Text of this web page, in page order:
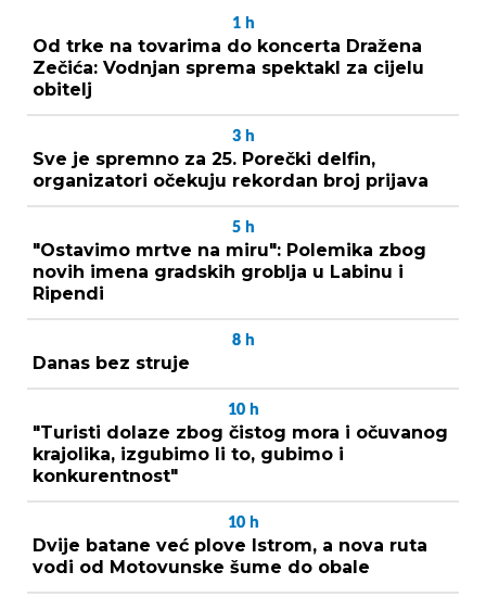
1 h
Od trke na tovarima do koncerta Dražena
Zečića: Vodnjan sprema spektakl za cijelu
obitelj
3 h
Sve je spremno za 25. Porečki delfin,
organizatori očekuju rekordan broj prijava
5 h
"Ostavimo mrtve na miru": Polemika zbog
novih imena gradskih groblja u Labinu i
Ripendi
8 h
Danas bez struje
10 h
"Turisti dolaze zbog čistog mora i očuvanog
krajolika, izgubimo li to, gubimo i
konkurentnost"
10 h
Dvije batane već plove Istrom, a nova ruta
vodi od Motovunske šume do obale